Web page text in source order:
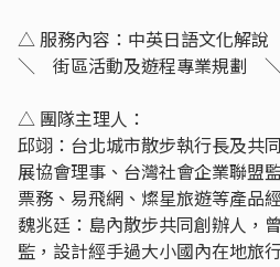
△ 服務內容：中英日語文化解
＼ 街區活動及遊程專業規劃
△ 團隊主理人：
邱翊：台北城市散步執行長及共
展協會理事、台灣社會企業聯盟
票務、易飛網、燦星旅遊等產品
魏兆廷：島內散步共同創辦人，
監，設計經手過大小國內在地旅